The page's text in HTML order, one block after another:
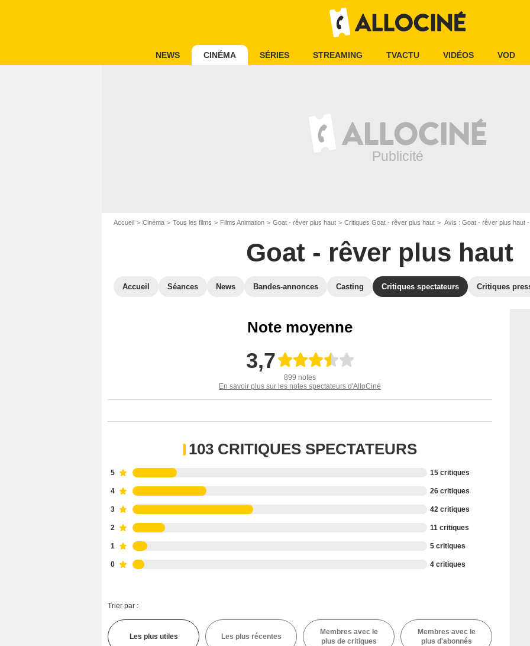
NEWS CINÉMA SÉRIES STREAMING TVACTU VIDÉOS VOD
Accueil Cinéma Tous les films Films Animation Goat - rêver plus haut Critiques Goat - rêver plus haut Avis : Goat - rêver plus haut
Goat - rêver plus haut
Accueil Séances News Bandes-annonces Casting Critiques spectateurs Critiques
Note moyenne
3,7
899 notes
En savoir plus sur les notes spectateurs d'AlloCiné
103 CRITIQUES SPECTATEURS
5 15 critiques
4 26 critiques
3 42 critiques
2 11 critiques
1 5 critiques
0 4 critiques
Trier par :
Les plus utiles Les plus récentes
Membres avec le
plus de critiques
Membres avec le
plus d'abonnés